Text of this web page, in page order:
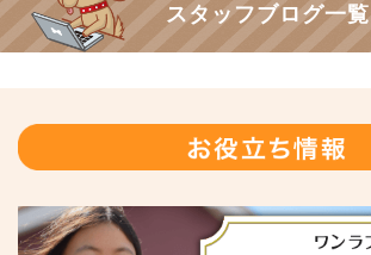
スタッフブログ一覧